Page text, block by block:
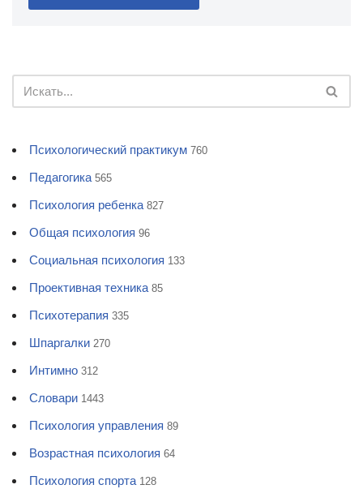
Психологический практикум 760
Педагогика 565
Психология ребенка 827
Общая психология 96
Социальная психология 133
Проективная техника 85
Психотерапия 335
Шпаргалки 270
Интимно 312
Словари 1443
Психология управления 89
Возрастная психология 64
Психология спорта 128